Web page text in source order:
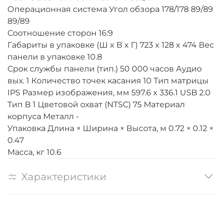
Операционная система Угол обзора 178/178 89/89
89/89
Соотношение сторон 16:9
Габариты в упаковке (Ш x В x Г) 723 x 128 x 474 Вес
панели в упаковке 10.8
Срок службы панели (тип.) 50 000 часов Аудио
вых. 1 Количество точек касания 10 Тип матрицы
IPS Размер изображения, мм 597.6 x 336.1 USB 2.0
Тип B 1 Цветовой охват (NTSC) 75 Материал
корпуса Металл -
Упаковка Длина × Ширина × Высота, м 0.72 × 0.12 ×
0.47
Масса, кг 10.6
Характеристики